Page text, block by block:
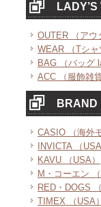
OUTER （アウ
WEAR （Tシャ
BAG （バッグ
ACC （服飾雑貨
BRAND
CASIO （海外
INVICTA （USA
KAVU （USA）
M・コーエン （
RED・DOGS
TIMEX （USA）